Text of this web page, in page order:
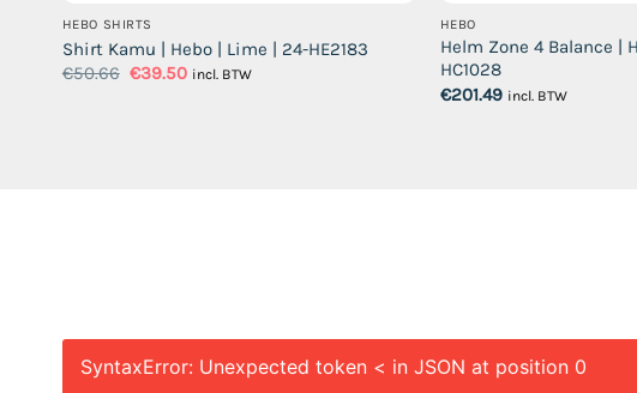
HEBO SHIRTS
Shirt Kamu | Hebo | Lime | 24-HE2183
€50.66 Oorspronkelijke
€39.50Huidige
incl. BTW
HEBO
Helm Zone 4 Balance |
HC1028
€201.49 incl. BTW
SyntaxError: Unexpected token < in JSON at position 0